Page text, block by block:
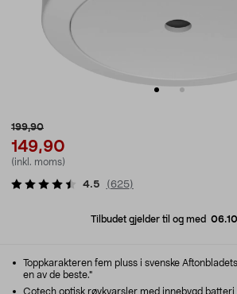
199,90
149,90
(inkl. moms)
4.5 (625)
Tilbudet gjelder til og med
Toppkarakteren fem pluss i svenske
en av de beste."
Cotech optisk røykvarsler med innebygd batteri